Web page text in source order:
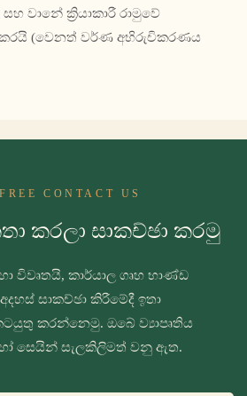
වානේ ක්‍රියාකාරී රාමුවේ
කරයි (වෙනත් වර්ණ අභිරුචිකරණය
CONTACT US
කරලා සාකච්ඡා කරමු
විවෘතයි, කාර්යාල ගෘහ භාණ්ඩ
සාකච්ඡා කිරීමේදී ඉතා
කරන්නෙමු. ඔබේ ව්‍යාපෘතිය
සෙයින් සැලකිලිමත් වනු ඇත.